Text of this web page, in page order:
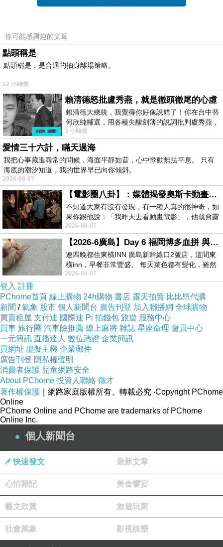
彼岸 花、葉 永不相見
天心月圓。
妳的祝福，我的成全。
最傻的是，妳已經走到了彼岸，
但我仍然記得，妳曾經給我的認真與溫柔。
永遠珍藏。
Cyberangel
Corrupt binary codes infecting my mind
perform invocation with numbing freeze.
Querying for a variable and seizing the time
to recompile and trigger my destiny.
Though my wings’ve been bloodstained and could never
rid.
I'll try hard to soar to the heaven I dreamed.
There is no "exception" in this library
你可能感興趣的文章
點頭稱是
點頭稱是，是合適的抽身離場策略。
12 小時前
賴清德怒批盧秀燕，就是徹頭徹尾的心虛
賴清德大總統，我覺得你好像說錯了！你在台中替
何欣純輔選，用各種尖酸刻薄的說詞批判盧秀燕，
罵她施政滿意度輸給陳其邁，甚至還說盧
3 小時前
愛情三十六計，瞞天過海
我把心事藏進尋常的問候，海面平靜如昔，心中悸動無法平息。 只有
海底的潮汐知道，我的世界早已向你傾斜。
2026-08-07
【電影圈八卦】：媒體揭發奧斯卡動畫項目投票醜聞！好萊塢為什麼看不起動畫電影？
不知道大家有沒有發現，有一種人真的很神奇，如
果你跟他說：「我昨天去看動畫電影」，他就會露
出一種慈祥的微笑，然後問你是不是陪小
2026-08-07
【2026-6廣島】Day 6 福岡博多血拼 與機場接送少年司機深夜對談
連四晚都住東橫INN 廣島新幹線口2號店，這間東
橫inn，早餐非常豐盛。 每天菜色都有變化，雖然
看到工作人員拿出料理包加熱，但
2026-08-07
登入 註冊
PChome首頁 線上購物 24h購物 書店 露天拍賣 比比昂代購
新聞 /氣象 股市 個人新聞台 廣告刊登 加入聯播網 全球購物
買賣租屋 支付連 國際連 Pi 拍錢包 旅遊 服務中心
買車 旅行團 汽車險推薦 線上麻將 雜誌 星座命理 會員中心
一元簡訊 直播達人 數位憑證 企業簡訊
買網址 虛擬主機 企業郵件
廣告刊登 隱私權聲明
消費者保護 兒童網路安全
About PChome 投資人聯絡 徵才
著作權保護 ｜網路家庭版權所有、轉載必究 ‧Copyright PChome
Online
PChome Online and PChome are trademarks of PChome
Online Inc.
個人新聞台
快速發文 最新文章
心情雜記 美食饗宴
藝文欣賞 旅遊玩家
社會萬象 影視娛樂